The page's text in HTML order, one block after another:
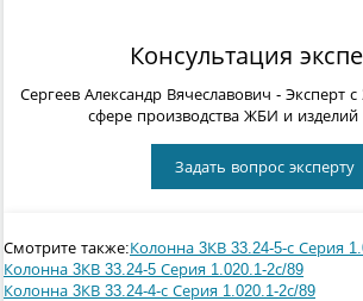
Консультация
Сергеев Александр Вячеславович - Эксперт
сфере производства ЖБИ и изделий
Задать вопрос эксперту
Смотрите также:Колонна 3КВ 33.24-5-с Серия
Колонна 3КВ 33.24-5 Серия 1.020.1-2с/89
Колонна 3КВ 33.24-4-с Серия 1.020.1-2с/89